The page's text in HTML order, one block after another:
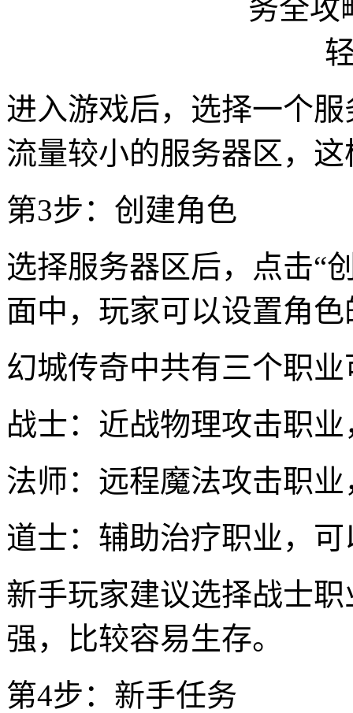
进入游戏后，选择一个
流量较小的服务器区，
第3步：创建角色
选择服务器区后，点击“
面中，玩家可以设置角
幻城传奇中共有三个职
战士：近战物理攻击职
法师：远程魔法攻击职
道士：辅助治疗职业，
新手玩家建议选择战士
强，比较容易生存。
第4步：新手任务